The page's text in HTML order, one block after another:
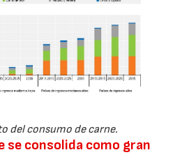
del consumo de carne.
se consolida como gran